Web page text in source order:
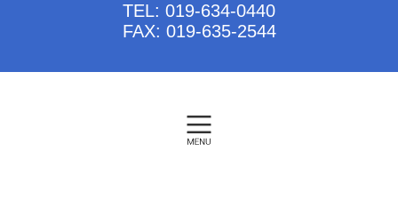
TEL: 019-634-0440
FAX: 019-635-2544